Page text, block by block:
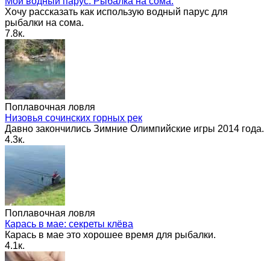
Хочу рассказать как использую водный парус для
рыбалки на сома.
7.8к.
Поплавочная ловля
Низовья сочинских горных рек
Давно закончились Зимние Олимпийские игры 2014 года.
4.3к.
Поплавочная ловля
Карась в мае: секреты клёва
Карась в мае это хорошее время для рыбалки.
4.1к.